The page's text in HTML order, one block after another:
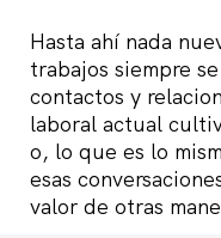
Hasta ahí nada
trabajos siempre
contactos y
laboral actual
o, lo que es lo
esas
valor de otras